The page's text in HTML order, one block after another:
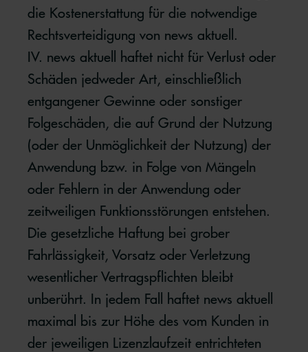
die Kostenerstattung für die notwendige
Rechtsverteidigung von news aktuell.
IV. news aktuell haftet nicht für Verlust oder
Schäden jedweder Art, einschließlich
entgangener Gewinne oder sonstiger
Folgeschäden, die auf Grund der Nutzung
(oder der Unmöglichkeit der Nutzung) der
Anwendung bzw. in Folge von Mängeln
oder Fehlern in der Anwendung oder
zeitweiligen Funktionsstörungen entstehen.
Die gesetzliche Haftung bei grober
Fahrlässigkeit, Vorsatz oder Verletzung
wesentlicher Vertragspflichten bleibt
unberührt. In jedem Fall haftet news aktuell
maximal bis zur Höhe des vom Kunden in
der jeweiligen Lizenzlaufzeit entrichteten